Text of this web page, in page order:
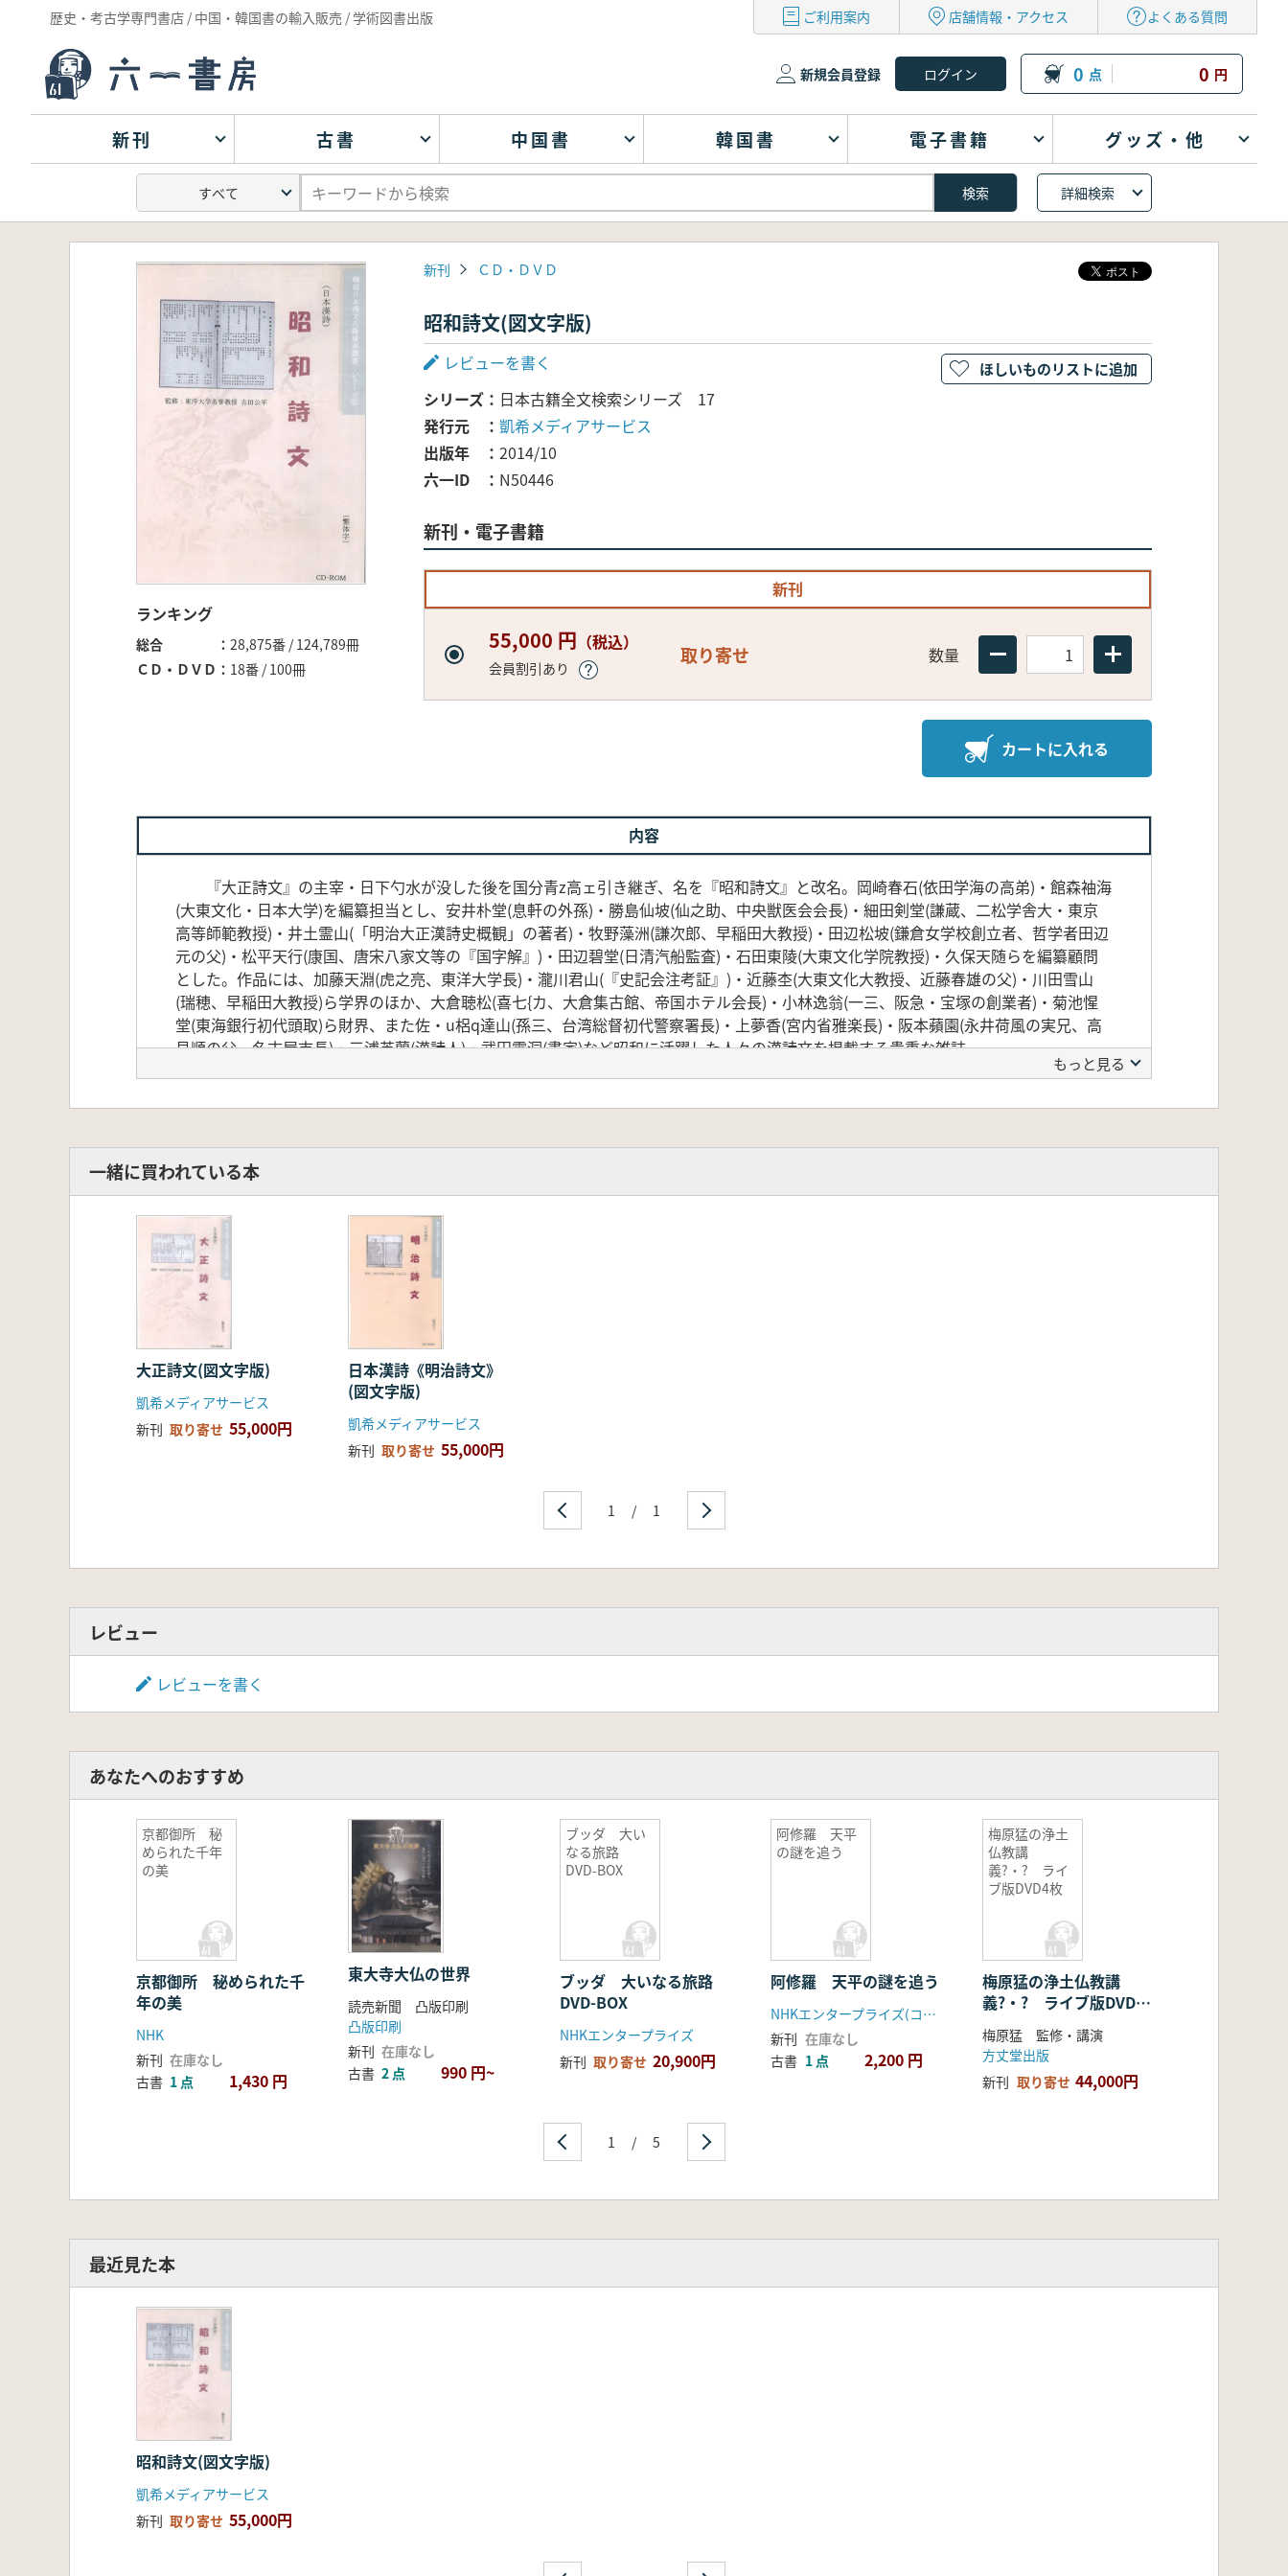
歴史・考古学専門書店 / 中国・韓国書の輸入販売 / 学術図書出版 ご利用案内 店舗情報・アクセス よくある質問
新規会員登録 0 点 0 円
新刊 古書 中国書 韓国書 電子書籍 グッズ・他
詳細検索
ランキング
総合
28,875番 / 124,789冊
ＣＤ・ＤＶＤ
18番 / 100冊
新刊 ＣＤ・ＤＶＤ
昭和詩文(図文字版)
レビューを書く
シリーズ
日本古籍全文検索シリーズ 17
発行元
凱希メディアサービス
出版年
2014/10
六一ID
N50446
新刊・電子書籍
新刊
55,000 円 （税込）
会員割引あり
取り寄せ 数量
カートに入れる
ほしいものリストに追加
内容
『大正詩文』の主宰・日下勺水が没した後を国分青z高ェ引き継ぎ、名を『昭和詩文』と改名。岡崎春石(依田学海の高弟)・館森袖海
(大東文化・日本大学)を編纂担当とし、安井朴堂(息軒の外孫)・勝島仙坡(仙之助、中央獣医会会長)・細田剣堂(謙蔵、二松学舎大・東京
高等師範教授)・井土霊山(「明治大正漢詩史概観」の著者)・牧野藻洲(謙次郎、早稲田大教授)・田辺松坡(鎌倉女学校創立者、哲学者田辺
元の父)・松平天行(康国、唐宋八家文等の『国字解』)・田辺碧堂(日清汽船監査)・石田東陵(大東文化学院教授)・久保天随らを編纂顧問
とした。作品には、加藤天淵(虎之亮、東洋大学長)・瀧川君山(『史記会注考証』)・近藤杢(大東文化大教授、近藤春雄の父)・川田雪山
(瑞穂、早稲田大教授)ら学界のほか、大倉聴松(喜七{カ、大倉集古館、帝国ホテル会長)・小林逸翁(一三、阪急・宝塚の創業者)・菊池惺
堂(東海銀行初代頭取)ら財界、また佐・u梠q達山(孫三、台湾総督初代警察署長)・上夢香(宮内省雅楽長)・阪本蘋園(永井荷風の実兄、高
見順の父、名古屋市長)・三浦英蘭(漢詩人)・武田霞洞(書家)など昭和に活躍した人々の漢詩文を掲載する貴重な雑誌。
※単機版
もっと見る
一緒に買われている本
大正詩文(図文字版)
凱希メディアサービス
新刊 取り寄せ 55,000円
日本漢詩《明治詩文》
(図文字版)
凱希メディアサービス
新刊 取り寄せ 55,000円
1 / 1
レビュー
レビューを書く
あなたへのおすすめ
京都御所 秘
められた千年
の美
京都御所 秘められた千
年の美
NHK
新刊 在庫なし
古書 1 点 1,430 円
東大寺大仏の世界
読売新聞 凸版印刷
凸版印刷
新刊 在庫なし
古書 2 点 990 円~
ブッダ 大い
なる旅路
DVD-BOX
ブッダ 大いなる旅路
DVD-BOX
NHKエンタープライズ
新刊 取り寄せ 20,900円
阿修羅 天平
の謎を追う
阿修羅 天平の謎を追う
NHKエンタープライズ(コロムビアミュージックエンタテインメント)
新刊 在庫なし
古書 1 点 2,200 円
梅原猛の浄土
仏教講
義?・? ライ
ブ版DVD4枚
梅原猛の浄土仏教講
義?・? ライブ版DVD4
枚
梅原猛 監修・講演
方丈堂出版
新刊 取り寄せ 44,000円
1 / 5
最近見た本
昭和詩文(図文字版)
凱希メディアサービス
新刊 取り寄せ 55,000円